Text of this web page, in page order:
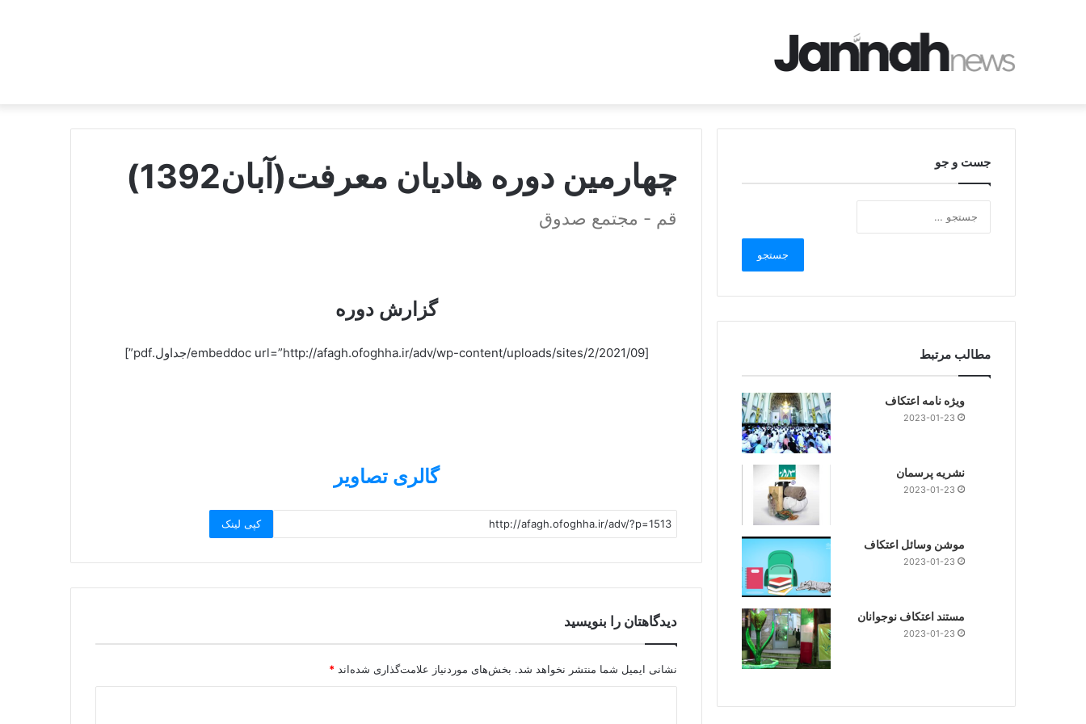
چهارمین دوره هادیان معرفت(آبان‌1392)
قم - مجتمع صدوق
گزارش دوره
[embeddoc url=”http://afagh.ofoghha.ir/adv/wp-content/uploads/sites/2/2021/09/جداول.pdf”]
گالری تصاویر
کپی لینک
دیدگاهتان را بنویسید
نشانی ایمیل شما منتشر نخواهد شد. بخش‌های موردنیاز علامت‌گذاری شده‌اند *
جست و جو
مطالب مرتبط
ویژه نامه اعتکاف
2023-01-23
نشریه پرسمان
2023-01-23
موشن وسائل اعتکاف
2023-01-23
مستند اعتکاف نوجوانان
2023-01-23